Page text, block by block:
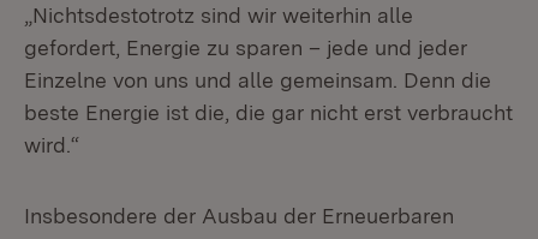
„Nichtsdestotrotz sind wir weiterhin alle
gefordert, Energie zu sparen – jede und jeder
Einzelne von uns und alle gemeinsam. Denn die
beste Energie ist die, die gar nicht erst verbraucht
wird.“
Insbesondere der Ausbau der Erneuerbaren